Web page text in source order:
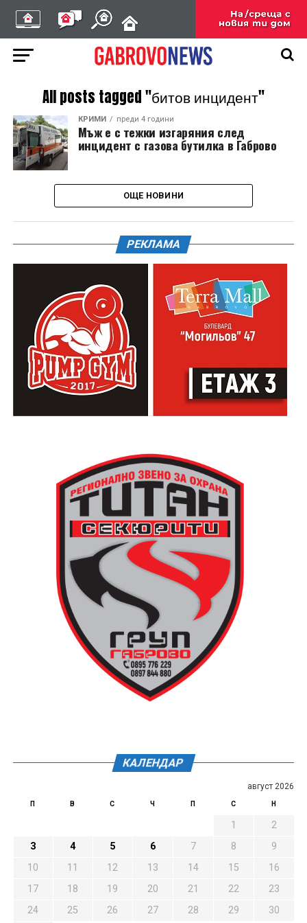
All posts tagged "битов инцидент"
КРИМИ преди 4 години
Мъж е с тежки изгаряния след
инцидент с газова бутилка в Габрово
ОЩЕ НОВИНИ
РЕКЛАМА
КАЛЕНДАР
август 2026
П В С Ч П С Н
1
2
3
4 5 6 7 8
9
10
11 12 13 14 15
16
17
18 19 20 21 22
23
24
25 26 27 28 29 30